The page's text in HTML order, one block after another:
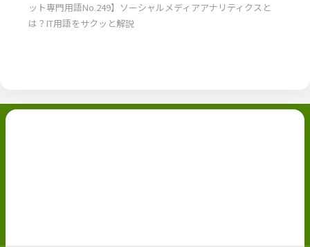
ット専門用語No.249】ソーシャルメディアアナリティクスと
は？IT用語をサクッと解説
© 2022 副業ブログ.